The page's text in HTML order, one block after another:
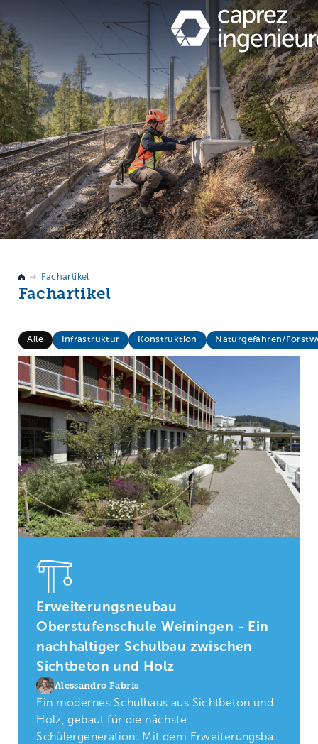
Fachartikel
Fachartikel
Alle Infrastruktur Konstruktion Naturgefahren/
Erweiterungsneubau
Oberstufenschule Weiningen - Ein
nachhaltiger Schulbau zwischen
Sichtbeton und Holz
Alessandro Fabris
Ein modernes Schulhaus aus Sichtbeton und
Holz, gebaut für die nächste
Schülergeneration: Mit dem Erweiterungsbau